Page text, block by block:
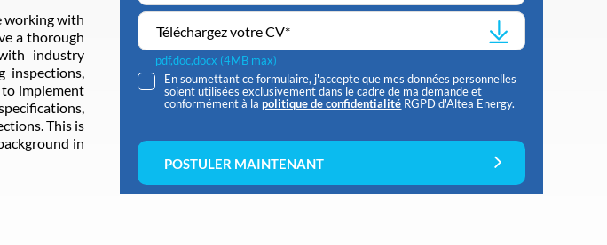
working with
a thorough
industry
inspections,
implement
This is
in
Téléchargez votre CV*
pdf,doc,docx (4MB max)
En soumettant ce formulaire, j'accepte que mes données personnelles
soient utilisées exclusivement dans le cadre de ma demande et
conformément à lapolitique de confidentialité RGPD d'Altea Energy.
POSTULER MAINTENANT